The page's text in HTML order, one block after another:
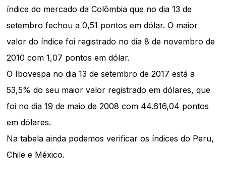
índice do mercado da Colômbia que no dia 13 de
setembro fechou a 0,51 pontos em dólar. O maior
valor do índice foi registrado no dia 8 de novembro de
2010 com 1,07 pontos em dólar.
O Ibovespa no dia 13 de setembro de 2017 está a
53,5% do seu maior valor registrado em dólares, que
foi no dia 19 de maio de 2008 com 44.616,04 pontos
em dólares.
Na tabela ainda podemos verificar os índices do Peru,
Chile e México.